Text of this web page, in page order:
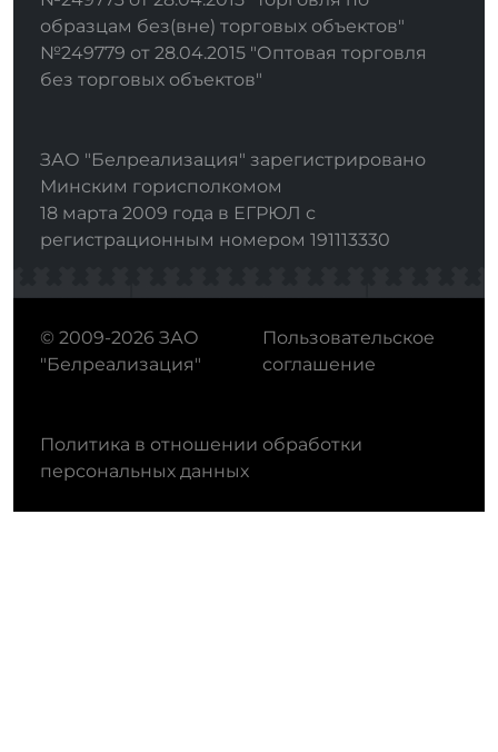
образцам без(вне) торговых объектов"
№249779 от 28.04.2015 "Оптовая торговля
без торговых объектов"
ЗАО "Белреализация" зарегистрировано
Минским горисполкомом
18 марта 2009 года в ЕГРЮЛ с
регистрационным номером 191113330
© 2009-2026 ЗАО
"Белреализация"
Пользовательское
соглашение
Политика в отношении обработки
персональных данных